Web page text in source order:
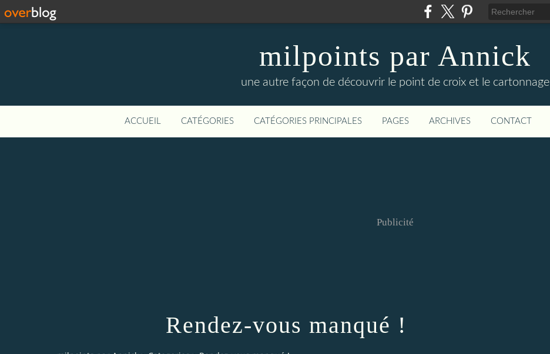
milpoints par Annick
une autre façon de découvrir le point de croix et le cartonnage
ACCUEIL CATÉGORIES CATÉGORIES PRINCIPALES PAGES ARCHIVES CONTACT
Publicité
Rendez-vous manqué !